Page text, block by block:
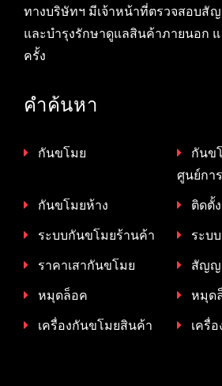
ทางบริษัทฯ มีเจ้าหน้าที่ตรวจสอบ
และบำรุงรักษาดูแลสินค้าภายนอก
ครั้ง
คำค้นหา
กันขโมย
กันข
ศูนย์กา
กันขโมยห้าง
ติดตั้
ระบบกันขโมยร้านค้า
ระบ
ราคาเสากันขโมย
สัญญ
หมุดล็อค
หมุด
เครื่องกันขโมยสินค้า
เครื่